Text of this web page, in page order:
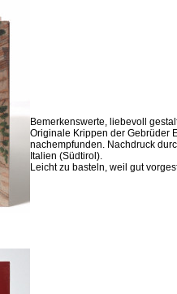
Bemerkenswerte, liebevoll
Originale Krippen der Gebrüder
nachempfunden. Nachdruck
Italien (Südtirol).
Leicht zu basteln, weil gut